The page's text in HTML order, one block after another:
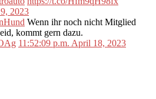
2023
Wenn ihr noch nicht Mitglied
kommt gern dazu.
11:52:09 p.m. April 18, 2023